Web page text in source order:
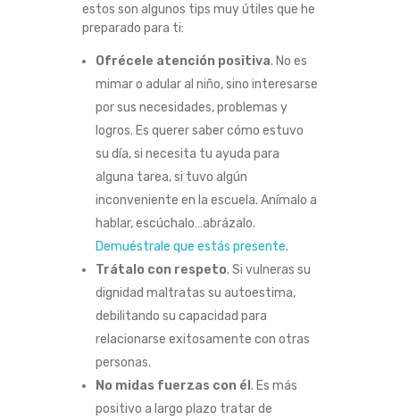
estos son algunos tips muy útiles que he
preparado para ti:
Ofrécele atención positiva. No es
mimar o adular al niño, sino interesarse
por sus necesidades, problemas y
logros. Es querer saber cómo estuvo
su día, si necesita tu ayuda para
alguna tarea, si tuvo algún
inconveniente en la escuela. Anímalo a
hablar, escúchalo…abrázalo.
Demuéstrale que estás presente.
Trátalo con respeto. Si vulneras su
dignidad maltratas su autoestima,
debilitando su capacidad para
relacionarse exitosamente con otras
personas.
No midas fuerzas con él. Es más
positivo a largo plazo tratar de